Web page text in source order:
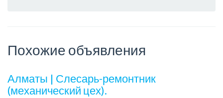
Похожие объявления
Алматы | Слесарь-ремонтник
(механический цех).